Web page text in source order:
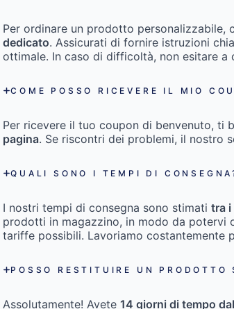
Per ordinare un prodotto personalizzabile,
dedicato. Assicurati di fornire istruzioni
ottimale. In caso di difficoltà, non esitare
COME POSSO RICEVERE IL MIO
Per ricevere il tuo coupon di benvenuto, ti
pagina. Se riscontri dei problemi, il nostro
QUALI SONO I TEMPI DI
I nostri tempi di consegna sono stimatitra i
prodotti in magazzino, in modo da
tariffe possibili. Lavoriamo costantemente
POSSO RESTITUIRE UN PRODOTTO
Assolutamente! Avete14 giorni di tempo